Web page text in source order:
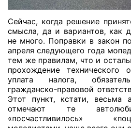
Сейчас, когда решение
смысла, да и вариантов, как
не много. Поправки в закон
апреля следующего года
тем же правилам, что и
прохождение технического
уплата налога,
гражданско-правовой
Этот пункт, кстати, весьма
отмечают те
«посчастливилось»